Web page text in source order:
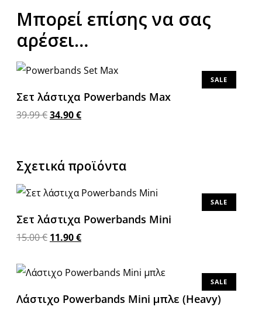
Μπορεί επίσης να σας
αρέσει…
SALE
Σετ λάστιχα Powerbands Max
39.99€34.90€
Σχετικά προϊόντα
SALE
Σετ λάστιχα Powerbands Mini
15.00€ 11.90€
SALE
Λάστιχο Powerbands Mini μπλε (Heavy)